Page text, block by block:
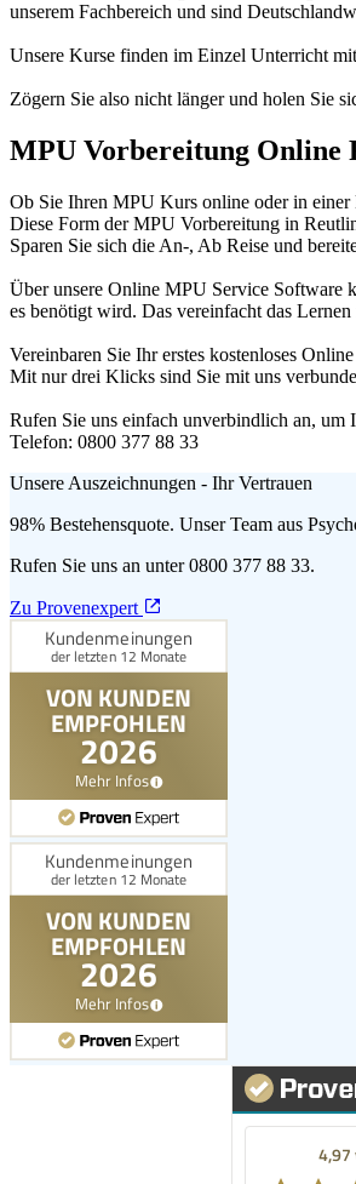
unserem Fachbereich und sind
Unsere Kurse finden im Einzel Unterricht
Zögern Sie also nicht länger und holen Sie
MPU Vorbereitung Online
Ob Sie Ihren MPU Kurs online oder in
Diese Form der MPU Vorbereitung in
Sparen Sie sich die An-, Ab Reise und
Über unsere Online MPU Service Software
es benötigt wird. Das vereinfacht das
Vereinbaren Sie Ihr erstes kostenloses
Mit nur drei Klicks sind Sie mit uns
Rufen Sie uns einfach unverbindlich an, um
Telefon: 0800 377 88 33
Unsere Auszeichnungen - Ihr Vertrauen
98% Bestehensquote. Unser Team aus
Rufen Sie uns an unter 0800 377 88 33.
Zu Provenexpert
4,97